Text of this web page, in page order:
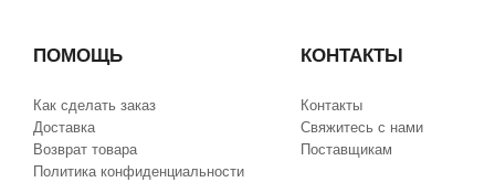
ПОМОЩЬ
Как сделать заказ
Доставка
Возврат товара
Политика конфиденциальности
КОНТАКТЫ
Контакты
Свяжитесь с нами
Поставщикам